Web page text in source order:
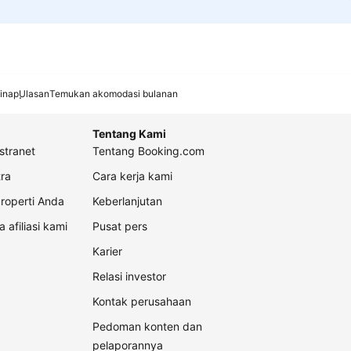
UlasanTemukan akomodasi bulanan
Anda
afiliasi kami
Tentang Kami
Tentang Booking.com
Cara kerja kami
Keberlanjutan
Pusat pers
Karier
Relasi investor
Kontak perusahaan
Pedoman konten dan
pelaporannya